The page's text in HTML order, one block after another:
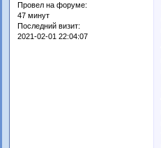
Провел на форуме:
47 минут
Последний визит:
2021-02-01 22:04:07